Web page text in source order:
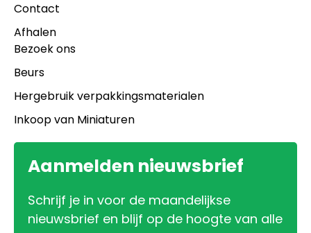
Contact
Afhalen
Bezoek ons
Beurs
Hergebruik verpakkingsmaterialen
Inkoop van Miniaturen
Aanmelden nieuwsbrief
Schrijf je in voor de maandelijkse
nieuwsbrief en blijf op de hoogte van alle